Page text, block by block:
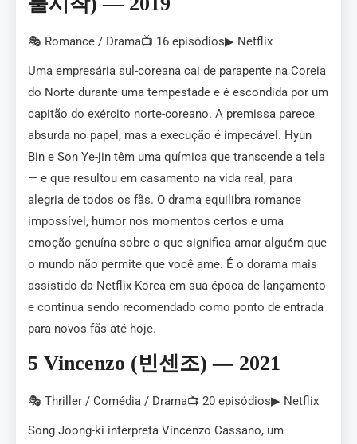
🎭 Romance / Drama📺 16 episódios▶ Netflix
Uma empresária sul-coreana cai de parapente na Coreia
do Norte durante uma tempestade e é escondida por um
capitão do exército norte-coreano. A premissa parece
absurda no papel, mas a execução é impecável. Hyun
Bin e Son Ye-jin têm uma química que transcende a tela
— e que resultou em casamento na vida real, para
alegria de todos os fãs. O drama equilibra romance
impossível, humor nos momentos certos e uma
emoção genuína sobre o que significa amar alguém que
o mundo não permite que você ame. É o dorama mais
assistido da Netflix Korea em sua época de lançamento
e continua sendo recomendado como ponto de entrada
para novos fãs até hoje.
5 Vincenzo (빈센조) — 2021
🎭 Thriller / Comédia / Drama📺 20 episódios▶ Netflix
Song Joong-ki interpreta Vincenzo Cassano, um